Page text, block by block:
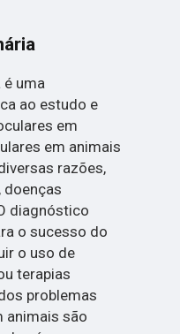
uma
ao estudo e
em
em animais
razões,
doenças
diagnóstico
o sucesso do
o uso de
terapias
problemas
animais são